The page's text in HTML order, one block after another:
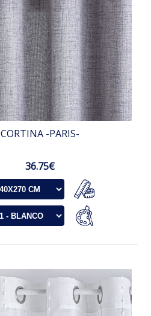
CORTINA -PARIS-
36.75€